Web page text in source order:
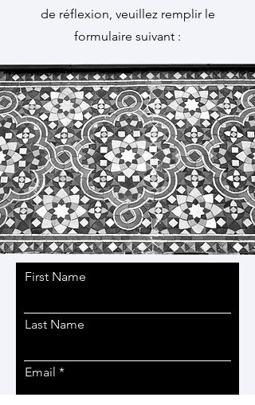
de réflexion, veuillez remplir le
formulaire suivant :
First Name
Last Name
Email